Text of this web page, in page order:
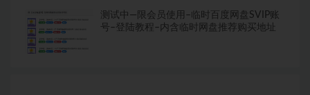
测试中—限会员使用–临时百度网盘SVIP账
号–登陆教程–内含临时网盘推荐购买地址